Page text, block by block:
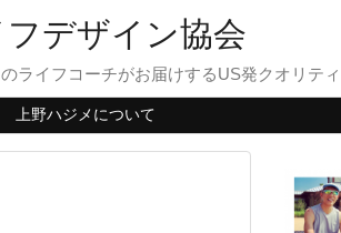
デザイン協会
ライフコーチがお届けするUS発クオリテ
上野ハジメについて